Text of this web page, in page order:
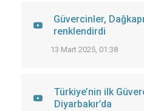
Güvercinler, Dağkapı
renklendirdi
13 Mart 2025, 01:38
Türkiye’nin ilk
Diyarbakır’da